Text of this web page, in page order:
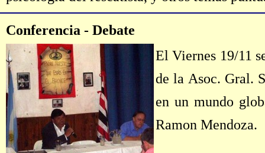
Conferencia - Debate
El Viernes 19/11
de la Asoc. Gral.
en un mundo
Ramon Mendoza.